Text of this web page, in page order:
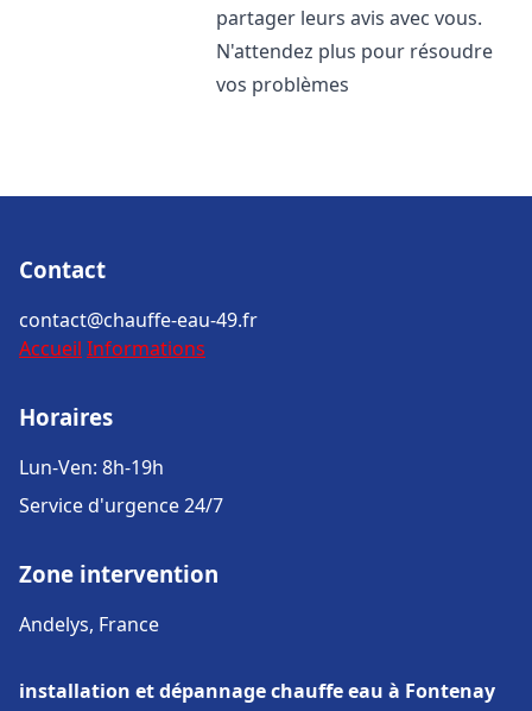
partager leurs avis avec vous.
N'attendez plus pour résoudre
vos problèmes
Contact
contact@chauffe-eau-49.fr
Accueil Informations
Horaires
Lun-Ven: 8h-19h
Service d'urgence 24/7
Zone intervention
Andelys, France
installation et dépannage chauffe eau à Fontenay